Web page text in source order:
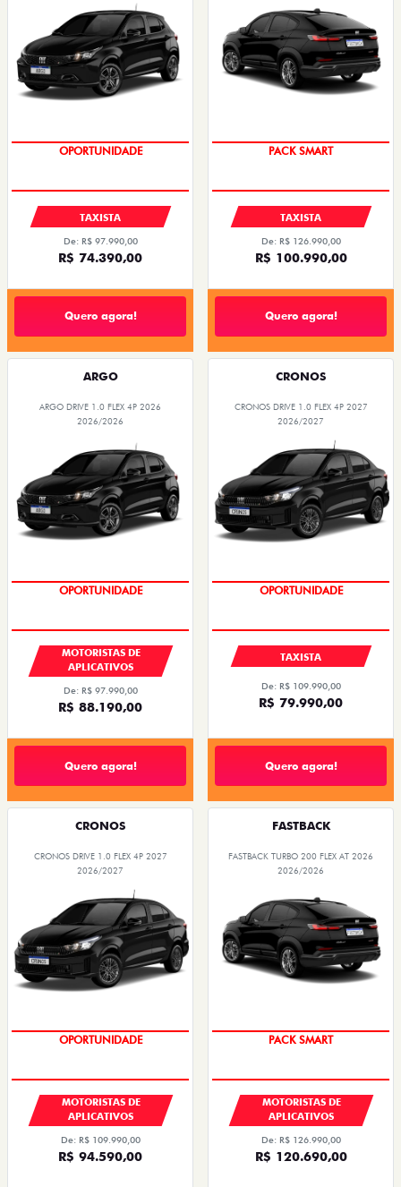
OPORTUNIDADE
TAXISTA
De: R$ 97.990,00
R$ 74.390,00
Quero agora!
PACK SMART
TAXISTA
De: R$ 126.990,00
R$ 100.990,00
Quero agora!
ARGO
ARGO DRIVE 1.0 FLEX 4P 2026
2026/2026
OPORTUNIDADE
MOTORISTAS DE
APLICATIVOS
De: R$ 97.990,00
R$ 88.190,00
Quero agora!
CRONOS
CRONOS DRIVE 1.0 FLEX 4P 2027
2026/2027
OPORTUNIDADE
TAXISTA
De: R$ 109.990,00
R$ 79.990,00
Quero agora!
CRONOS
CRONOS DRIVE 1.0 FLEX 4P 2027
2026/2027
OPORTUNIDADE
MOTORISTAS DE
APLICATIVOS
De: R$ 109.990,00
R$ 94.590,00
FASTBACK
FASTBACK TURBO 200 FLEX AT 2026
2026/2026
PACK SMART
MOTORISTAS DE
APLICATIVOS
De: R$ 126.990,00
R$ 120.690,00